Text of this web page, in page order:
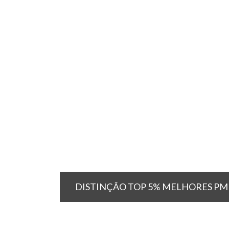
DISTINÇÃO TOP 5% MELHORES